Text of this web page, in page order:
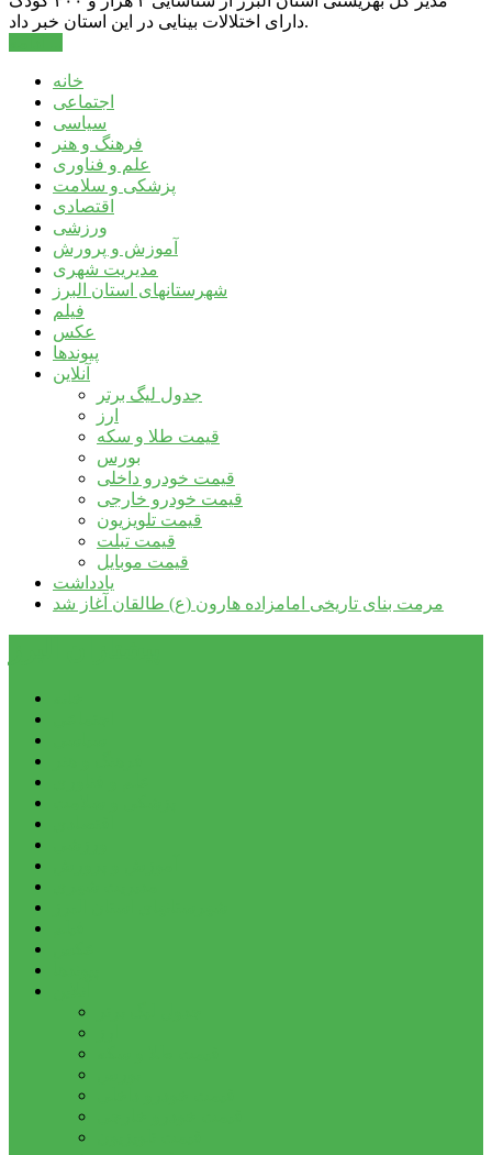
دارای اختلالات بینایی در این استان خبر داد.
خانه
اجتماعی
سیاسی
فرهنگ و هنر
علم و فناوری
پزشکی و سلامت
اقتصادی
ورزشی
آموزش و پرورش
مدیریت شهری
شهرستانهای استان البرز
فیلم
عکس
پیوندها
آنلاین
جدول لیگ برتر
ارز
قیمت طلا و سکه
بورس
قیمت خودرو داخلی
قیمت خودرو خارجی
قیمت تلویزیون
قیمت تبلت
قیمت موبایل
یادداشت
مرمت بنای تاریخی امامزاده هارون (ع) طالقان آغاز شد